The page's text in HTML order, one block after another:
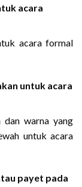
acara
acara formal
untuk acara
dan warna yang
untuk acara
payet pada